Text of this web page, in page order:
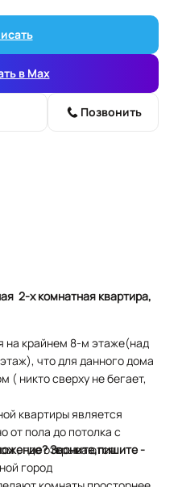
в Max
Позвонить
2-х комнатная квартира,
на крайнем 8-м этаже(над
что для данного дома
( никто сверху не бегает,
квартиры является
от пола до потолка с
, где открываются
город
Звоните,пишите -